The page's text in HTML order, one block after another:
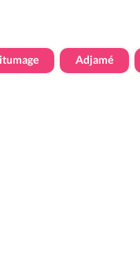
Adjamé